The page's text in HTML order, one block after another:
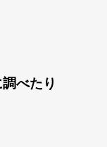
べたり